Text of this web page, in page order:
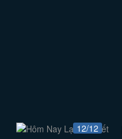
12/12